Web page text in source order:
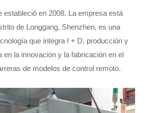
estableció en 2008. La empresa está
de Longgang, Shenzhen, es una
que integra I + D, producción y
en la innovación y la fabricación en el
de modelos de control remoto.